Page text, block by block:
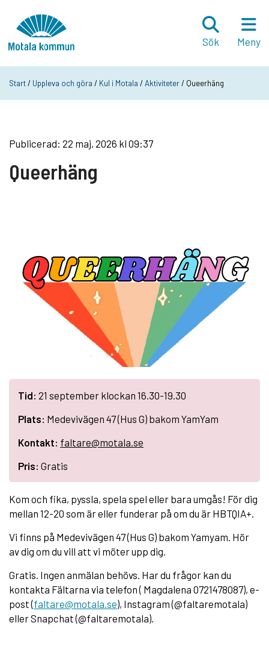
Sök
Meny
Start/ Uppleva och göra / Kul i Motala /Aktiviteter/ Queerhäng
Publicerad: 22 maj, 2026 kl 09:37
Queerhäng
Tid: 21 september klockan 16.30-19.30
Plats: Medevivägen 47 (Hus G) bakom YamYam
Kontakt: faltare@motala.se
Pris: Gratis
Kom och fika, pyssla, spela spel eller bara umgås! För dig
mellan 12-20 som är eller funderar på om du är HBTQIA+.
Vi finns på Medevivägen 47 (Hus G) bakom Yamyam. Hör
av dig om du vill att vi möter upp dig.
Gratis. Ingen anmälan behövs. Har du frågor kan du
kontakta Fältarna via telefon ( Magdalena 0721478087), e-
post (faltare@motala.se), Instagram (@faltaremotala)
eller Snapchat (@faltaremotala).